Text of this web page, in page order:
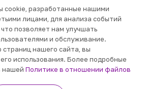
В КОРЗИНУ
«ВЕНДГАМ» © 2000-2025
cookie, разработанные нашими
лицами, для анализа событий
позволяет нам улучшать
и обслуживание.
нашего сайта, вы
использования. Более подробные
нашей Политике в отношении файлов